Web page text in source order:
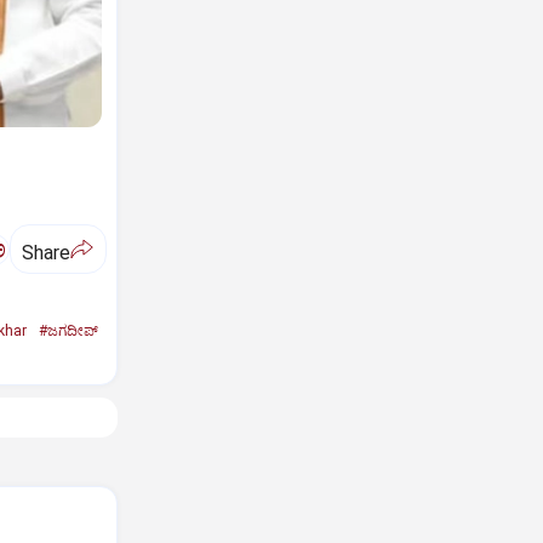
Share
#ಜಗದೀಪ್‌